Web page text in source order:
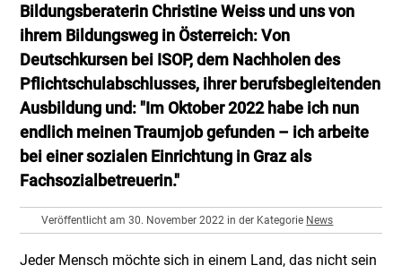
Bildungsberaterin Christine Weiss und uns von
ihrem Bildungsweg in Österreich: Von
Deutschkursen bei ISOP, dem Nachholen des
Pflichtschulabschlusses, ihrer berufsbegleitenden
Ausbildung und: "Im Oktober 2022 habe ich nun
endlich meinen Traumjob gefunden – ich arbeite
bei einer sozialen Einrichtung in Graz als
Fachsozialbetreuerin."
Veröffentlicht am 30. November 2022 in der Kategorie News
Jeder Mensch möchte sich in einem Land, das nicht sein